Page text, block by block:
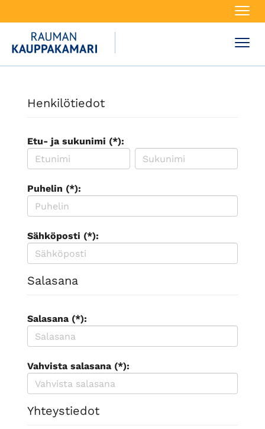
Henkilötiedot
Etu- ja sukunimi (*):
Puhelin (*):
Sähköposti (*):
Salasana
Salasana (*):
Vahvista salasana (*):
Yhteystiedot